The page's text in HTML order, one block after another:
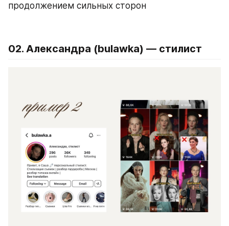
продолжением сильных сторон
02. Александра (bulawka) — стилист